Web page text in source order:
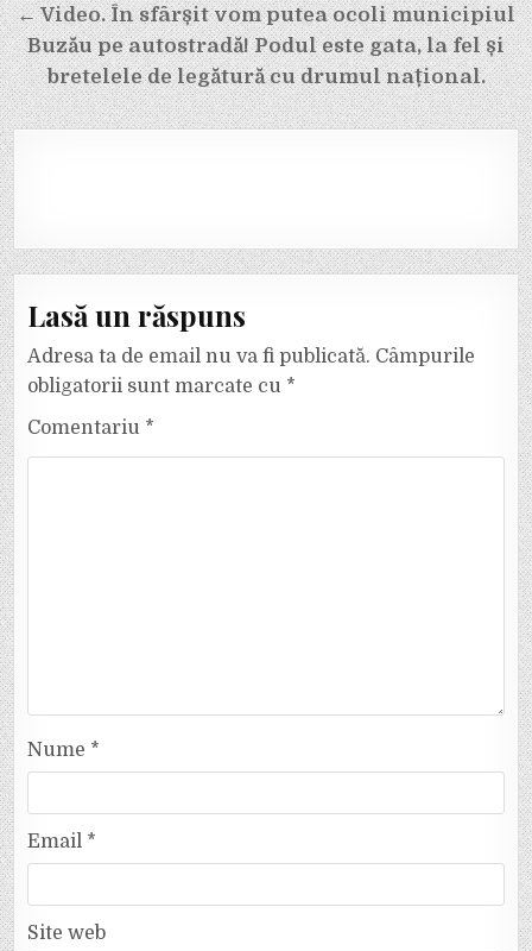
← Video. În sfârșit vom putea ocoli municipiul
Buzău pe autostradă! Podul este gata, la fel și
bretelele de legătură cu drumul național.
Lasă un răspuns
Adresa ta de email nu va fi publicată. Câmpurile
obligatorii sunt marcate cu *
Comentariu *
Nume *
Email *
Site web